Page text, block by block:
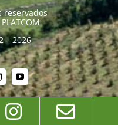
reservados
PLATCOM
– 2026
Instagram